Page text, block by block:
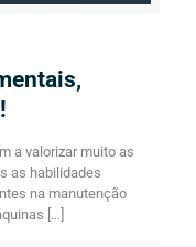
a valorizar muito as
as habilidades
na manutenção
[…]